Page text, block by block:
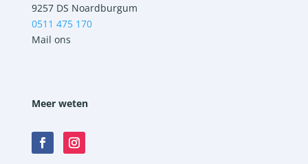
9257 DS Noardburgum
0511 475 170
Mail ons
Meer weten